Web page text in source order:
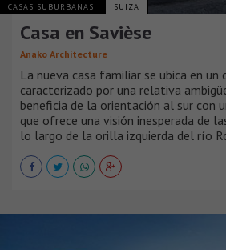
CASAS SUBURBANAS SUIZA
Casa en Savièse
Anako Architecture
La nueva casa familiar se ubica en
caracterizado por una relativa
beneficia de la orientación al sur con
que ofrece una visión inesperada de
lo largo de la orilla izquierda del río